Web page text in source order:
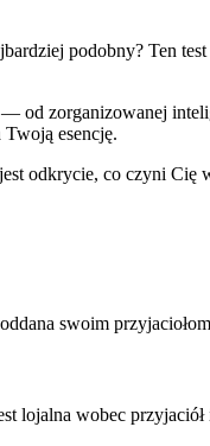
podobny? Ten
od zorganizowanej
esencję.
odkrycie, co czyni Cię
swoim
lojalna wobec